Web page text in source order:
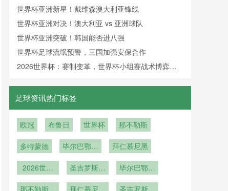
世界杯亚洲新星！戴维森澳大利亚锋线
世界杯亚洲对决！澳大利亚 vs 亚洲球队
世界杯亚洲突破！韩国能否进八强
世界杯足球流氓预警，三国加强安保合作
2026世界杯：赛制变革，世界杯小组赛战术博弈更
足球资讯热门标签
欧冠 布鲁日 世界杯 那不勒斯
多特蒙德
毕尔巴鄂竞
拜仁慕尼黑
2026世界
圣吉罗斯联
毕尔巴鄂竞
路
那不勒斯的
拜仁慕尼黑
圣吉罗斯联